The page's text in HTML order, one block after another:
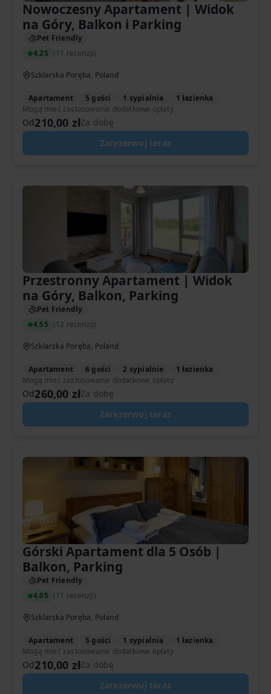
Nowoczesny Apartament | Widok
na Góry, Balkon i Parking
Pet Friendly
4.25 (11 recenzji)
Szklarska Poręba, Poland
Apartament 5 gości 1 sypialnia 1 łazienka
Od210,00 złZa dobę
Zarezerwuj teraz
Mogą mieć zastosowanie dodatkowe opłaty
Przestronny Apartament | Widok
na Góry, Balkon, Parking
Pet Friendly
4.55 (12 recenzji)
Szklarska Poręba, Poland
Apartament 6 gości 2 sypialnie 1 łazienka
Od260,00 złZa dobę
Zarezerwuj teraz
Mogą mieć zastosowanie dodatkowe opłaty
Górski Apartament dla 5 Osób |
Balkon, Parking
Pet Friendly
4.05 (11 recenzji)
Szklarska Poręba, Poland
Apartament 5 gości 1 sypialnia 1 łazienka
Od210,00 złZa dobę
Zarezerwuj teraz
Mogą mieć zastosowanie dodatkowe opłaty